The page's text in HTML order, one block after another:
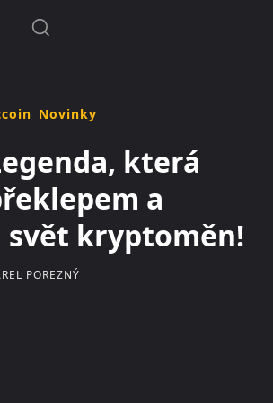
Novinky
která
a
svět kryptoměn!
POREZNÝ